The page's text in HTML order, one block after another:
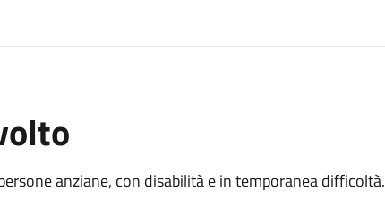
anziane, con disabilità e in temporanea difficoltà.